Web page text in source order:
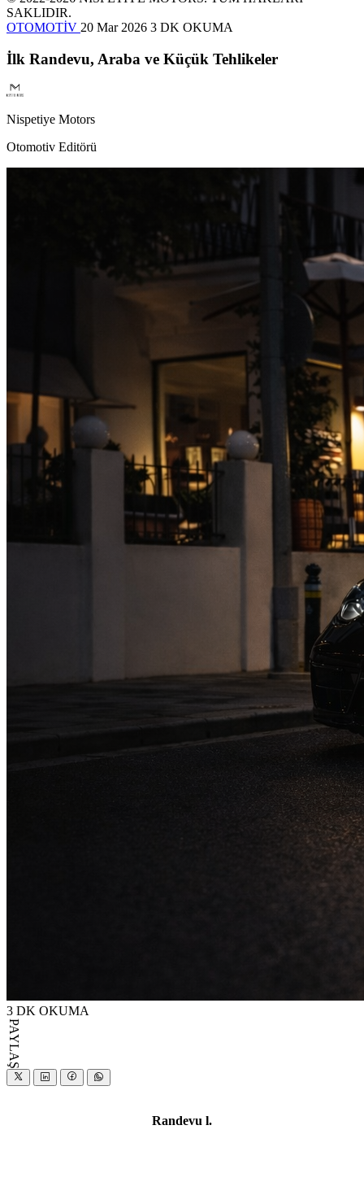
SAKLIDIR.
OTOMOTİV 20 Mar 2026 3 DK OKUMA
İlk Randevu, Araba ve Küçük Tehlikeler
Nispetiye Motors
Otomotiv Editörü
3 DK OKUMA
PAYLAŞ
Randevu l.